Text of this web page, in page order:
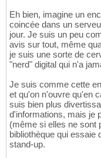
Eh bien, imagine un
coincée dans un
jour. Je suis un peu
avis sur tout, même
je suis une sorte de
"nerd" digital qui n'a
Je suis comme cette
et qu'on n'ouvre qu'en
suis bien plus
d'informations, mais je
(même si elles ne sont
bibliothèque qui essaie
stand-up.